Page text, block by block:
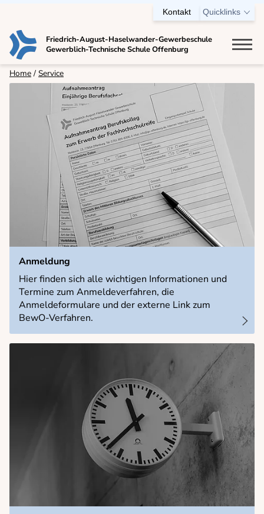
Kontakt Quicklinks
Friedrich-August-Haselwander-Gewerbeschule
Gewerblich-Technische Schule Offenburg
Bildungsangebot
Berufsschule
Einjährige Berufsfachschule
Zweijährige Berufsfachschule
Technisches Gymnasium
Berufskolleg
Ausbildungsvorbereitung (AV)
Fachschule für Technik
Meisterschule für Kraftfahrzeugtechnik
Schulorganisation
Sekretariat
Schulleitung
Home Service
Anmeldung
Hier finden sich alle wichtigen Informationen und
Termine zum Anmeldeverfahren, die
Anmeldeformulare und der externe Link zum
BewO-Verfahren.